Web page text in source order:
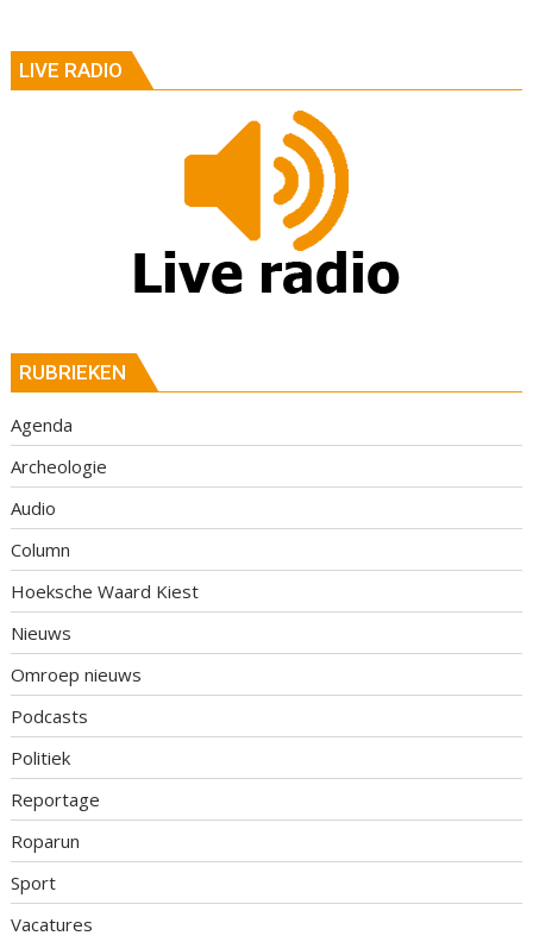
LIVE RADIO
RUBRIEKEN
Agenda
Archeologie
Audio
Column
Hoeksche Waard Kiest
Nieuws
Omroep nieuws
Podcasts
Politiek
Reportage
Roparun
Sport
Vacatures